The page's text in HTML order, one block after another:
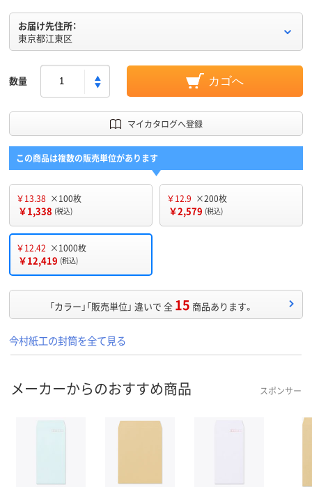
お届け先住所：
東京都江東区
数量 カゴへ
マイカタログへ登録
この商品は複数の販売単位があります
￥13.38 ×100枚
￥1,338 (税込)
￥12.9 ×200枚
￥2,579 (税込)
￥12.42 ×1000枚
￥12,419 (税込)
「カラー」「販売単位」 違いで 全 15 商品あります。
今村紙工の封筒を全て見る
メーカーからのおすすめ商品 スポンサー